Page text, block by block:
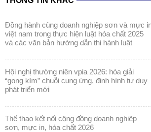
đồng hành cùng doanh nghiệp sơn và mực in
việt nam trong thực hiện luật hóa chất 2025
và các văn bản hướng dẫn thi hành luật
hội nghị thường niên vpia 2026: hóa giải
“gọng kìm” chuỗi cung ứng, định hình tư duy
phát triển mới
thể thao kết nối cộng đồng doanh nghiệp
sơn, mực in, hóa chất 2026